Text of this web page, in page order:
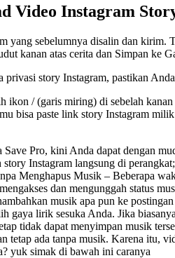
Video Instagram
yang sebelumnya disalin dan kirim.
kanan atas cerita dan Simpan ke
privasi story Instagram, pastikan
ikon / (garis miring) di sebelah
bisa paste link story Instagram
Pro, kini Anda dapat dengan
Instagram langsung di
Menghapus Musik – Beberapa
dan mengunggah status
musik apa pun ke
gaya lirik sesuka Anda. Jika
tidak dapat menyimpan musik
tetap ada tanpa musik. Karena itu,
yuk simak di bawah ini caranya